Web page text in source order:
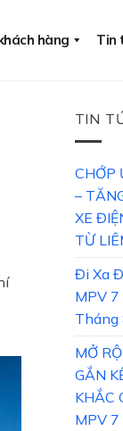
hàng Tin
TIN
CHỚP
–
XE
TỪ
Đi Xa
MPV
Tháng
MỞ
GẮN
KHẮC
MPV